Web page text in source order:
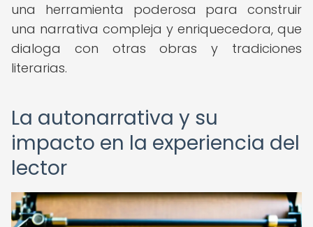
una herramienta poderosa para construir
una narrativa compleja y enriquecedora, que
dialoga con otras obras y tradiciones
literarias.
La autonarrativa y su
impacto en la experiencia del
lector